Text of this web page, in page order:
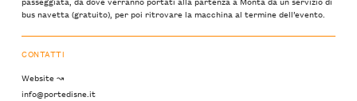
bus navetta (gratuito), per poi ritrovare la macchina al termine dell’evento.
CONTATTI
Website ↝
info@portedisne.it